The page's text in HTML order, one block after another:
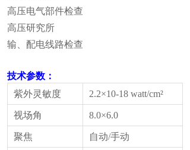
高压电气部件检查
高压研究所
输、配电线路检查
技术参数：
紫外灵敏度
2.2×10-18 watt/cm²
视场角 8.0×6.0
聚焦 自动/手动